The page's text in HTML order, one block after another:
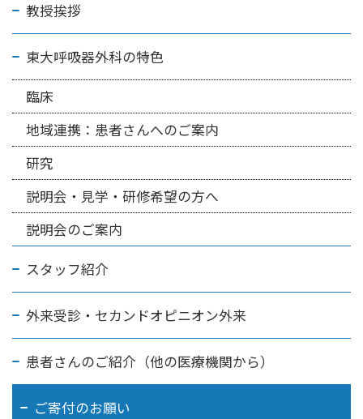
教授挨拶
東大呼吸器外科の特色
臨床
地域連携：患者さんへのご案内
研究
説明会・見学・研修希望の方へ
説明会のご案内
スタッフ紹介
外来受診・セカンドオピニオン外来
患者さんのご紹介 （他の医療機関から）
ご寄付のお願い